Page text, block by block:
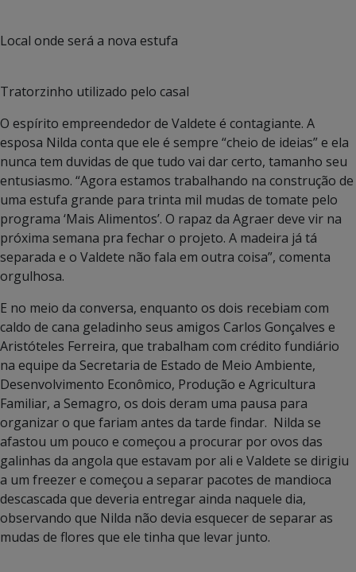
Local onde será a nova estufa
Tratorzinho utilizado pelo casal
O espírito empreendedor de Valdete é contagiante. A
esposa Nilda conta que ele é sempre “cheio de ideias” e ela
nunca tem duvidas de que tudo vai dar certo, tamanho seu
entusiasmo. “Agora estamos trabalhando na construção de
uma estufa grande para trinta mil mudas de tomate pelo
programa ‘Mais Alimentos’. O rapaz da Agraer deve vir na
próxima semana pra fechar o projeto. A madeira já tá
separada e o Valdete não fala em outra coisa”, comenta
orgulhosa.
E no meio da conversa, enquanto os dois recebiam com
caldo de cana geladinho seus amigos Carlos Gonçalves e
Aristóteles Ferreira, que trabalham com crédito fundiário
na equipe da Secretaria de Estado de Meio Ambiente,
Desenvolvimento Econômico, Produção e Agricultura
Familiar, a Semagro, os dois deram uma pausa para
organizar o que fariam antes da tarde findar. Nilda se
afastou um pouco e começou a procurar por ovos das
galinhas da angola que estavam por ali e Valdete se dirigiu
a um freezer e começou a separar pacotes de mandioca
descascada que deveria entregar ainda naquele dia,
observando que Nilda não devia esquecer de separar as
mudas de flores que ele tinha que levar junto.